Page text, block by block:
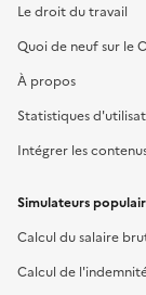
Le droit du travail
Quoi de neuf sur le
À propos
Statistiques
Intégrer les
Simulateurs
Calcul du salaire
Calcul de